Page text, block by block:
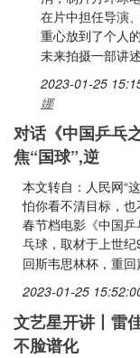
在片中担任导演
重心放到了个人
未来拍摄一部讲
2023-01-25
娜
对话《中国乒乓
焦“国球”,逆
本文转自：人民网“
怕你看不清目标，
春节档电影《中国
乓球，取材于上世
回斯韦思林杯，重
2023-01-25
文艺星开讲丨雷
不脸谱化